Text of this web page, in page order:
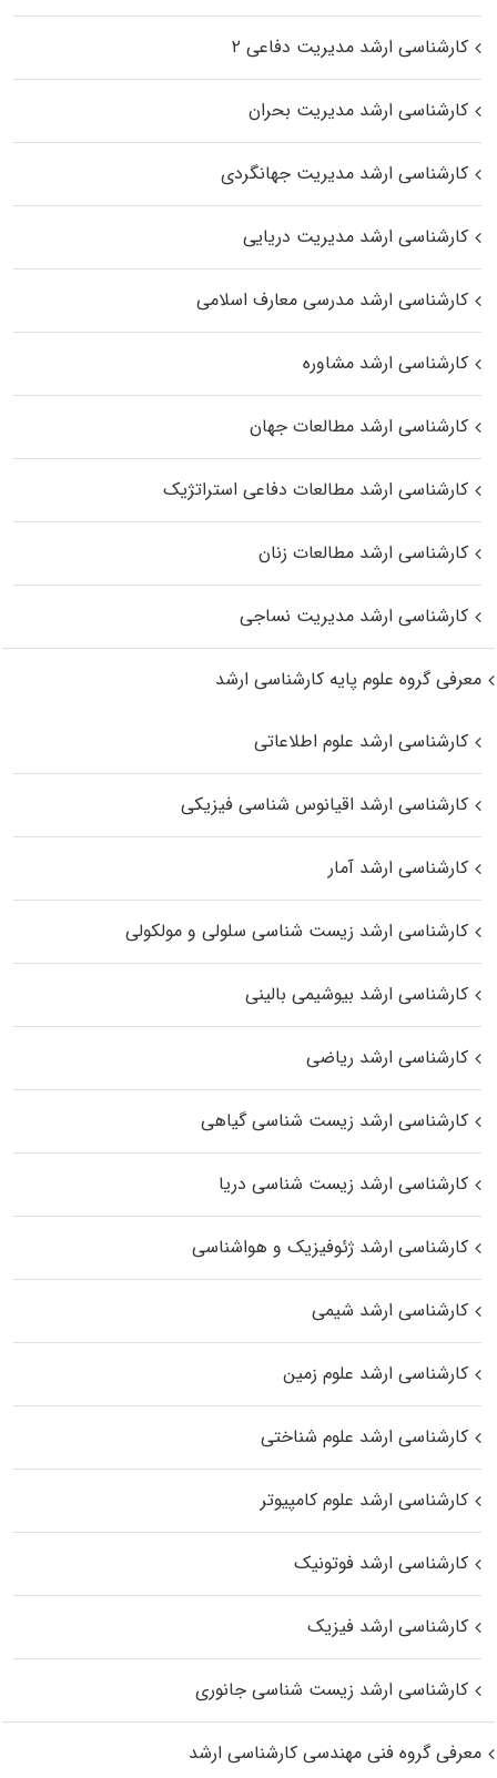
کارشناسی ارشد مدیریت دفاعی ۲
کارشناسی ارشد مدیریت بحران
کارشناسی ارشد مدیریت جهانگردی
کارشناسی ارشد مدیریت دریایی
کارشناسی ارشد مدرسی معارف اسلامی
کارشناسی ارشد مشاوره
کارشناسی ارشد مطالعات جهان
کارشناسی ارشد مطالعات دفاعی استراتژیک
کارشناسی ارشد مطالعات زنان
کارشناسی ارشد مدیریت نساجی
معرفی گروه علوم پایه کارشناسی ارشد
کارشناسی ارشد علوم اطلاعاتی
کارشناسی ارشد اقیانوس‌ شناسی فیزیکی
کارشناسی ارشد آمار
کارشناسی ارشد زیست شناسی سلولی و مولکولی
کارشناسی ارشد بیوشیمی بالینی
کارشناسی ارشد ریاضی
کارشناسی ارشد زیست‌ شناسی گیاهی
کارشناسی ارشد زیست‌ شناسی دریا
کارشناسی ارشد ژئوفیزیک و هواشناسی
کارشناسی ارشد شیمی
کارشناسی ارشد علوم زمین
کارشناسی ارشد علوم شناختی
کارشناسی ارشد علوم کامپیوتر
کارشناسی ارشد فوتونیک
کارشناسی ارشد فیزیک
کارشناسی ارشد زیست‌ شناسی جانوری
معرفی گروه فنی مهندسی کارشناسی ارشد